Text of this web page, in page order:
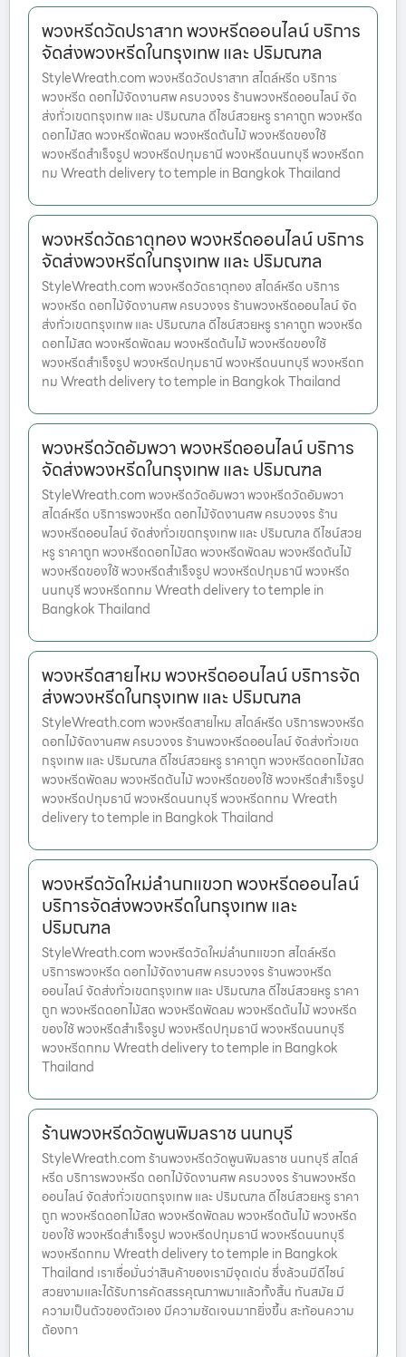
พวงหรีดวัดปราสาท พวงหรีดออนไลน์ บริการ
จัดส่งพวงหรีดในกรุงเทพ และ ปริมณฑล
StyleWreath.com พวงหรีดวัดปราสาท สไตล์หรีด บริการ
พวงหรีด ดอกไม้จัดงานศพ ครบวงจร ร้านพวงหรีดออนไลน์ จัด
ส่งทั่วเขตกรุงเทพ และ ปริมณฑล ดีไซน์สวยหรู ราคาถูก พวงหรีด
ดอกไม้สด พวงหรีดพัดลม พวงหรีดต้นไม้ พวงหรีดของใช้
พวงหรีดสำเร็จรูป พวงหรีดปทุมธานี พวงหรีดนนทบุรี พวงหรีดก
ทม Wreath delivery to temple in Bangkok Thailand
พวงหรีดวัดธาตุทอง พวงหรีดออนไลน์ บริการ
จัดส่งพวงหรีดในกรุงเทพ และ ปริมณฑล
StyleWreath.com พวงหรีดวัดธาตุทอง สไตล์หรีด บริการ
พวงหรีด ดอกไม้จัดงานศพ ครบวงจร ร้านพวงหรีดออนไลน์ จัด
ส่งทั่วเขตกรุงเทพ และ ปริมณฑล ดีไซน์สวยหรู ราคาถูก พวงหรีด
ดอกไม้สด พวงหรีดพัดลม พวงหรีดต้นไม้ พวงหรีดของใช้
พวงหรีดสำเร็จรูป พวงหรีดปทุมธานี พวงหรีดนนทบุรี พวงหรีดก
ทม Wreath delivery to temple in Bangkok Thailand
พวงหรีดวัดอัมพวา พวงหรีดออนไลน์ บริการ
จัดส่งพวงหรีดในกรุงเทพ และ ปริมณฑล
StyleWreath.com พวงหรีดวัดอัมพวา พวงหรีดวัดอัมพวา
สไตล์หรีด บริการพวงหรีด ดอกไม้จัดงานศพ ครบวงจร ร้าน
พวงหรีดออนไลน์ จัดส่งทั่วเขตกรุงเทพ และ ปริมณฑล ดีไซน์สวย
หรู ราคาถูก พวงหรีดดอกไม้สด พวงหรีดพัดลม พวงหรีดต้นไม้
พวงหรีดของใช้ พวงหรีดสำเร็จรูป พวงหรีดปทุมธานี พวงหรีด
นนทบุรี พวงหรีดกทม Wreath delivery to temple in
Bangkok Thailand
พวงหรีดสายไหม พวงหรีดออนไลน์ บริการจัด
ส่งพวงหรีดในกรุงเทพ และ ปริมณฑล
StyleWreath.com พวงหรีดสายไหม สไตล์หรีด บริการพวงหรีด
ดอกไม้จัดงานศพ ครบวงจร ร้านพวงหรีดออนไลน์ จัดส่งทั่วเขต
กรุงเทพ และ ปริมณฑล ดีไซน์สวยหรู ราคาถูก พวงหรีดดอกไม้สด
พวงหรีดพัดลม พวงหรีดต้นไม้ พวงหรีดของใช้ พวงหรีดสำเร็จรูป
พวงหรีดปทุมธานี พวงหรีดนนทบุรี พวงหรีดกทม Wreath
delivery to temple in Bangkok Thailand
พวงหรีดวัดใหม่ลำนกแขวก พวงหรีดออนไลน์
บริการจัดส่งพวงหรีดในกรุงเทพ และ
ปริมณฑล
StyleWreath.com พวงหรีดวัดใหม่ลำนกแขวก สไตล์หรีด
บริการพวงหรีด ดอกไม้จัดงานศพ ครบวงจร ร้านพวงหรีด
ออนไลน์ จัดส่งทั่วเขตกรุงเทพ และ ปริมณฑล ดีไซน์สวยหรู ราคา
ถูก พวงหรีดดอกไม้สด พวงหรีดพัดลม พวงหรีดต้นไม้ พวงหรีด
ของใช้ พวงหรีดสำเร็จรูป พวงหรีดปทุมธานี พวงหรีดนนทบุรี
พวงหรีดกทม Wreath delivery to temple in Bangkok
Thailand
ร้านพวงหรีดวัดพูนพิมลราช นนทบุรี
StyleWreath.com ร้านพวงหรีดวัดพูนพิมลราช นนทบุรี สไตล์
หรีด บริการพวงหรีด ดอกไม้จัดงานศพ ครบวงจร ร้านพวงหรีด
ออนไลน์ จัดส่งทั่วเขตกรุงเทพ และ ปริมณฑล ดีไซน์สวยหรู ราคา
ถูก พวงหรีดดอกไม้สด พวงหรีดพัดลม พวงหรีดต้นไม้ พวงหรีด
ของใช้ พวงหรีดสำเร็จรูป พวงหรีดปทุมธานี พวงหรีดนนทบุรี
พวงหรีดกทม Wreath delivery to temple in Bangkok
Thailand เราเชื่อมั่นว่าสินค้าของเรามีจุดเด่น ซึ่งล้วนมีดีไซน์
สวยงามและได้รับการคัดสรรคุณภาพมาแล้วทั้งสิ้น ทันสมัย มี
ความเป็นตัวของตัวเอง มีความชัดเจนมากยิ่งขึ้น สะท้อนความ
ต้องกา